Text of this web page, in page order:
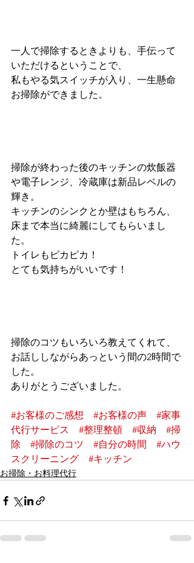
一人で掃除するときよりも、手伝って
いただけるということで、
私もやる気スイッチが入り、一生懸命
お掃除ができました。
掃除が終わった後のキッチンの炊飯器
や電子レンジ、冷蔵庫は新品レベルの
輝き。
キッチンのシンクとか壁はもちろん、
床まで本当に綺麗にしてもらいまし
た。
トイレもピカピカ！
とても気持ちがいいです！
掃除のコツもいろいろ教えてくれて、
お話ししながらあっという間の2時間で
した。
ありがとうございました。
#お客様のご感想 #お客様の声
#家事
代行サービス
#整理整頓 #収納
#掃
除
#掃除のコツ #自分の時間
#ハウ
スクリーニング
#キッチン
お掃除・お料理代行